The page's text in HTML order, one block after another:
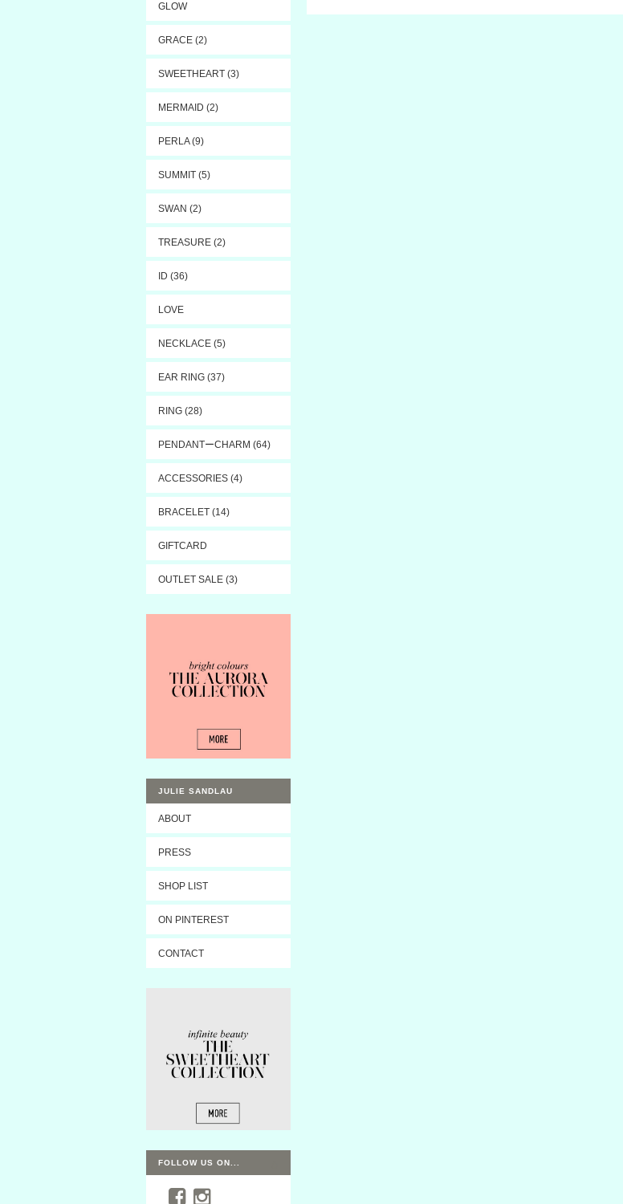
GLOW
GRACE (2)
SWEETHEART (3)
MERMAID (2)
PERLA (9)
SUMMIT (5)
SWAN (2)
TREASURE (2)
ID (36)
LOVE
NECKLACE (5)
EAR RING (37)
RING (28)
PENDANTーCHARM (64)
ACCESSORIES (4)
BRACELET (14)
GIFTCARD
OUTLET SALE (3)
JULIE SANDLAU
ABOUT
PRESS
SHOP LIST
ON PINTEREST
CONTACT
FOLLOW US ON...